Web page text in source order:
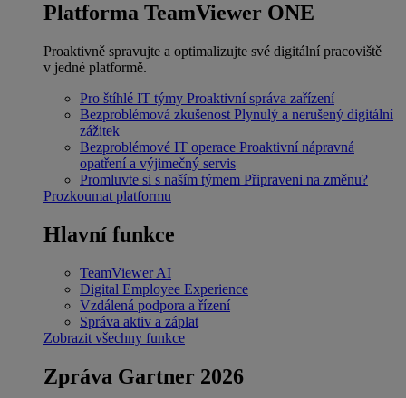
Platforma TeamViewer ONE
Proaktivně spravujte a optimalizujte své digitální pracoviště
v jedné platformě.
Pro štíhlé IT týmy Proaktivní správa zařízení
Bezproblémová zkušenost Plynulý a nerušený digitální
zážitek
Bezproblémové IT operace Proaktivní nápravná
opatření a výjimečný servis
Promluvte si s naším týmem Připraveni na změnu?
Prozkoumat platformu
Hlavní funkce
TeamViewer AI
Digital Employee Experience
Vzdálená podpora a řízení
Správa aktiv a záplat
Zobrazit všechny funkce
Zpráva Gartner 2026